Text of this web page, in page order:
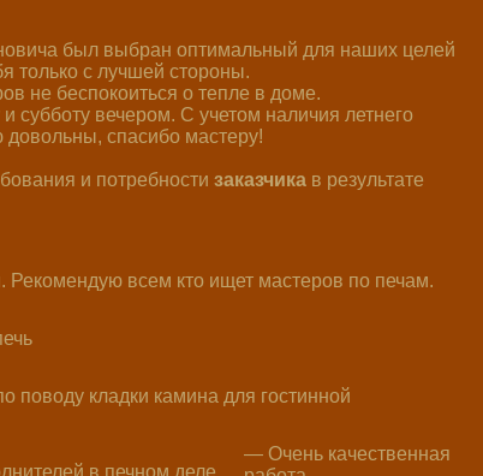
был выбран оптимальный для наших целей
только с лучшей стороны.
не беспокоиться о тепле в доме.
субботу вечером. С учетом наличия летнего
довольны, спасибо мастеру!
и потребности заказчика в результате
Рекомендую всем кто ищет мастеров по печам.
кладки камина для гостинной
— Очень качественная